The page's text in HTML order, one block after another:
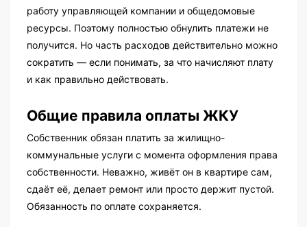
работу управляющей компании и общедомовые
ресурсы. Поэтому полностью обнулить платежи не
получится. Но часть расходов действительно можно
сократить — если понимать, за что начисляют плату
и как правильно действовать.
Общие правила оплаты ЖКУ
Собственник обязан платить за жилищно-
коммунальные услуги с момента оформления права
собственности. Неважно, живёт он в квартире сам,
сдаёт её, делает ремонт или просто держит пустой.
Обязанность по оплате сохраняется.